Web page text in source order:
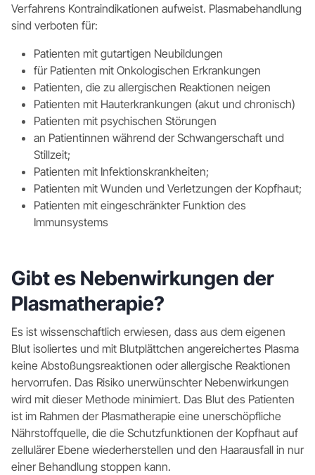
Verfahrens Kontraindikationen aufweist. Plasmabehandlung
sind verboten für:
Patienten mit gutartigen Neubildungen
für Patienten mit Onkologischen Erkrankungen
Patienten, die zu allergischen Reaktionen neigen
Patienten mit Hauterkrankungen (akut und chronisch)
Patienten mit psychischen Störungen
an Patientinnen während der Schwangerschaft und
Stillzeit;
Patienten mit Infektionskrankheiten;
Patienten mit Wunden und Verletzungen der Kopfhaut;
Patienten mit eingeschränkter Funktion des
Immunsystems
Gibt es Nebenwirkungen der
Plasmatherapie?
Es ist wissenschaftlich erwiesen, dass aus dem eigenen
Blut isoliertes und mit Blutplättchen angereichertes Plasma
keine Abstoßungsreaktionen oder allergische Reaktionen
hervorrufen. Das Risiko unerwünschter Nebenwirkungen
wird mit dieser Methode minimiert. Das Blut des Patienten
ist im Rahmen der Plasmatherapie eine unerschöpfliche
Nährstoffquelle, die die Schutzfunktionen der Kopfhaut auf
zellulärer Ebene wiederherstellen und den Haarausfall in nur
einer Behandlung stoppen kann.